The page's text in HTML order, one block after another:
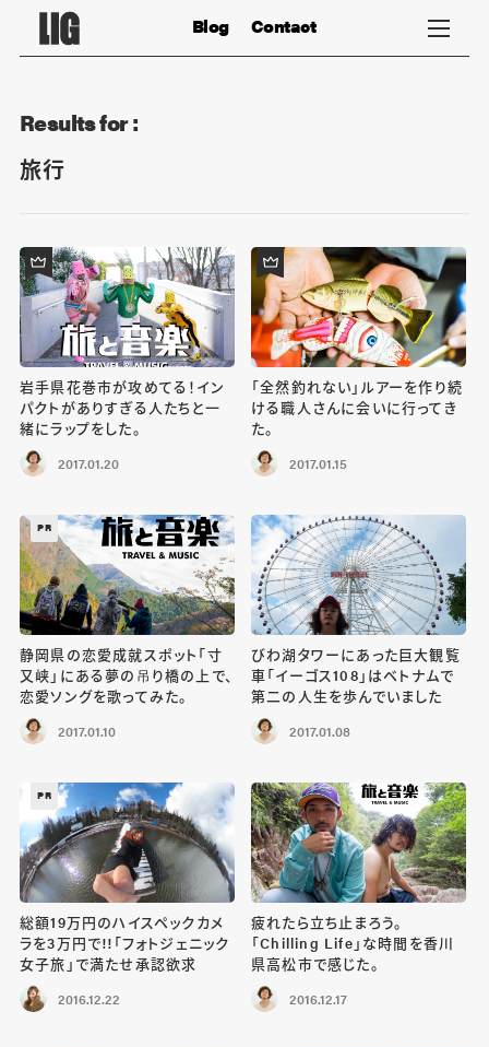
Contact
Blog
Results for :
旅行
岩手県花巻市が攻めてる！イン
パクトがありすぎる人たちと一
緒にラップをした。
2017.01.20
「全然釣れない」ルアーを作り続
ける職人さんに会いに行ってき
た。
2017.01.15
PR
静岡県の恋愛成就スポット「寸
又峡」にある夢の吊り橋の上で、
恋愛ソングを歌ってみた。
2017.01.10
びわ湖タワーにあった巨大観覧
車「イーゴス108」はベトナムで
第二の人生を歩んでいました
2017.01.08
PR
総額19万円のハイスペックカメ
ラを3万円で!!「フォトジェニック
女子旅」で満たせ承認欲求
2016.12.22
疲れたら立ち止まろう。
「Chilling Life」な時間を香川
県高松市で感じた。
2016.12.17